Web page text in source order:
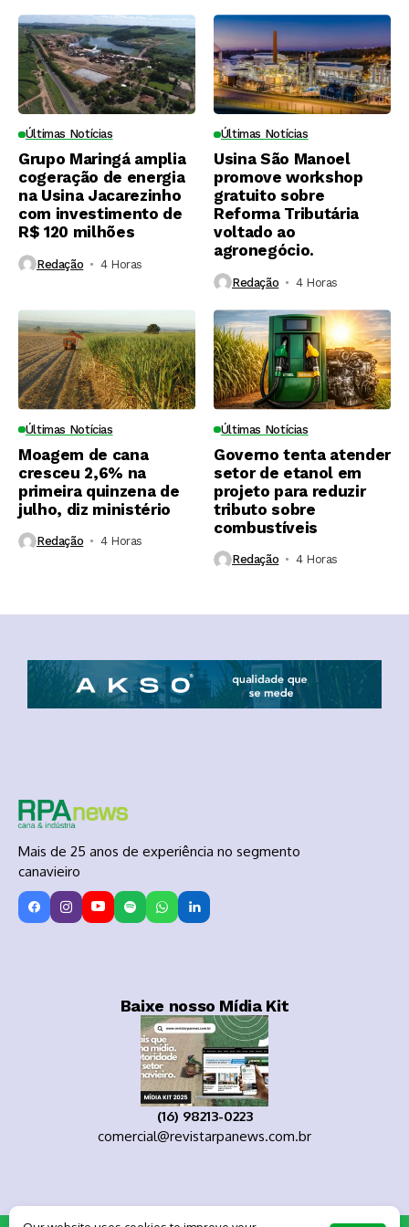
Últimas Notícias
Grupo Maringá amplia
cogeração de energia
na Usina Jacarezinho
com investimento de
R$ 120 milhões
Redação 4 Horas ⁮
Últimas Notícias
Usina São Manoel
promove workshop
gratuito sobre
Reforma Tributária
voltado ao
agronegócio.
Redação 4 Horas ⁮
Últimas Notícias
Moagem de cana
cresceu 2,6% na
primeira quinzena de
julho, diz ministério
Redação 4 Horas ⁮
Últimas Notícias
Governo tenta atender
setor de etanol em
projeto para reduzir
tributo sobre
combustíveis
Redação 4 Horas ⁮
Mais de 25 anos de experiência no segmento
canavieiro
Baixe nosso Mídia Kit
(16) 98213-0223
comercial@revistarpanews.com.br